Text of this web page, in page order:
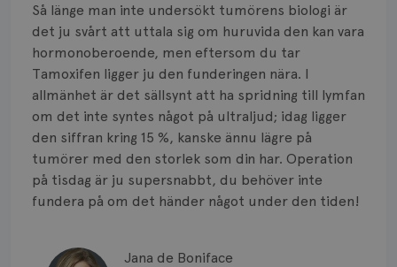
Så länge man inte undersökt tumörens biologi är
det ju svårt att uttala sig om huruvida den kan vara
hormonoberoende, men eftersom du tar
Tamoxifen ligger ju den funderingen nära. I
allmänhet är det sällsynt att ha spridning till lymfan
om det inte syntes något på ultraljud; idag ligger
den siffran kring 15 %, kanske ännu lägre på
tumörer med den storlek som din har. Operation
på tisdag är ju supersnabbt, du behöver inte
fundera på om det händer något under den tiden!
Jana de Boniface